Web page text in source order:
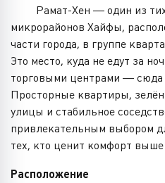
Рамат-Хен — один из
микрорайонов Хайфы,
части города, в группе
Это место, куда не едут за
торговыми центрами —
Просторные квартиры,
улицы и стабильное
привлекательным выбором
тех, кто ценит комфорт выше
Расположение